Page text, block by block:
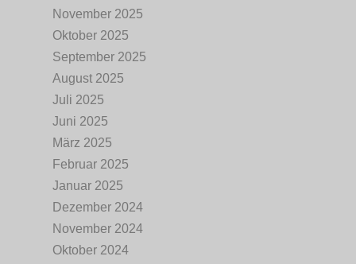
November 2025
Oktober 2025
September 2025
August 2025
Juli 2025
Juni 2025
März 2025
Februar 2025
Januar 2025
Dezember 2024
November 2024
Oktober 2024